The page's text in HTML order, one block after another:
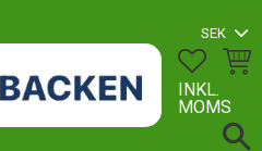
INKL.
MOMS